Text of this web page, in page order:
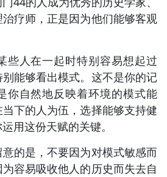
疗师，正是因为他们能够客观
些人在一起时特别容易想起过
能够看出模式。这不是你的记
你自然地反映着环境的模式能
下的人为伍，选择能够支持健
用这份天赋的关键。
的是，不要因为对模式敏感而
容易吸收他人的历史而失去自